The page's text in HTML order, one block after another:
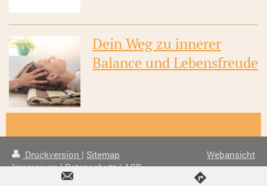
Dein Weg zu innerer
Balance und Lebensfreude
Druckversion | Sitemap
Impressum|Datenschutz|AGB
|INSTAGRAM
Webansicht